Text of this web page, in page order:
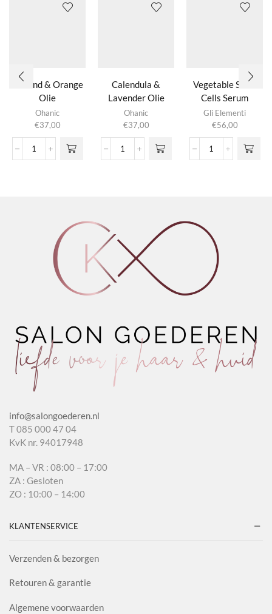
Almond & Orange
Olie
Ohanic
€37,00
Almond
Calendula &
Lavender Olie
Ohanic
€37,00
Calendula
Vegetable Stem
Cells Serum
Gli Elementi
€56,00
Vegetable
info@salongoederen.nl
T 085 000 47 04
KvK nr. 94017948
MA – VR : 08:00 – 17:00
ZA : Gesloten
ZO : 10:00 – 14:00
KLANTENSERVICE
Verzenden & bezorgen
Retouren & garantie
Algemene voorwaarden